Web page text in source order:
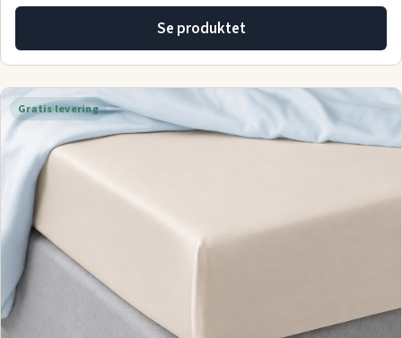
Se produktet
Gratis levering